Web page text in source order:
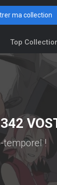
ma collection
Top
temporel !